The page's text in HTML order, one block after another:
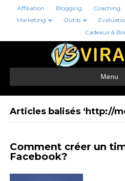
Affiliation Blogging Coaching
Marketing
Outils
Cadeaux &
Menu
Articles balisés ‘http://
Comment créer un
Facebook?